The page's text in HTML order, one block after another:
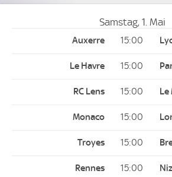
Samstag, 1. Mai
15:00
15:00
15:00
15:00
15:00
15:00